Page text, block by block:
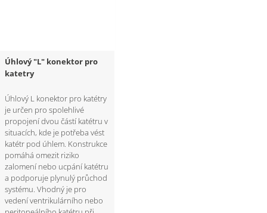
Úhlový "L" konektor pro
katetry
Úhlový L konektor pro katétry
je určen pro spolehlivé
propojení dvou částí katétru v
situacích, kde je potřeba vést
katétr pod úhlem. Konstrukce
pomáhá omezit riziko
zalomení nebo ucpání katétru
a podporuje plynulý průchod
systému. Vhodný je pro
vedení ventrikulárního nebo